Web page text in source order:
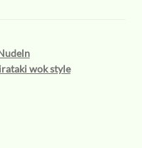
wok style